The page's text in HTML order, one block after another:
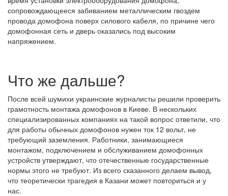
сопровождающееся забиванием металлическим гвоздем
провода домофона поверх силового кабеля, по причине чего
домофонная сеть и дверь оказались под высоким
напряжением.
Что же дальше?
После всей шумихи украинские журналисты решили проверить
грамотность монтажа домофонов в Киеве. В нескольких
специализированных компаниях на такой вопрос ответили, что
для работы обычных домофонов нужен ток 12 вольт, не
требующий заземления. Работники, занимающиеся
монтажом, подключением и обслуживанием домофонных
устройств утверждают, что отечественные государственные
нормы этого не требуют. Из всего сказанного делаем вывод,
что теоретически трагедия в Казани может повториться и у
нас.